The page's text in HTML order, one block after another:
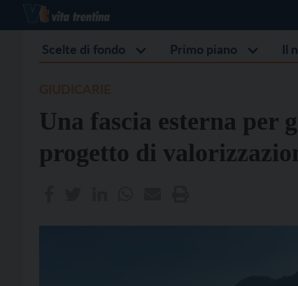
Scelte di fondo Primo piano Il
Una fascia esterna per
progetto di